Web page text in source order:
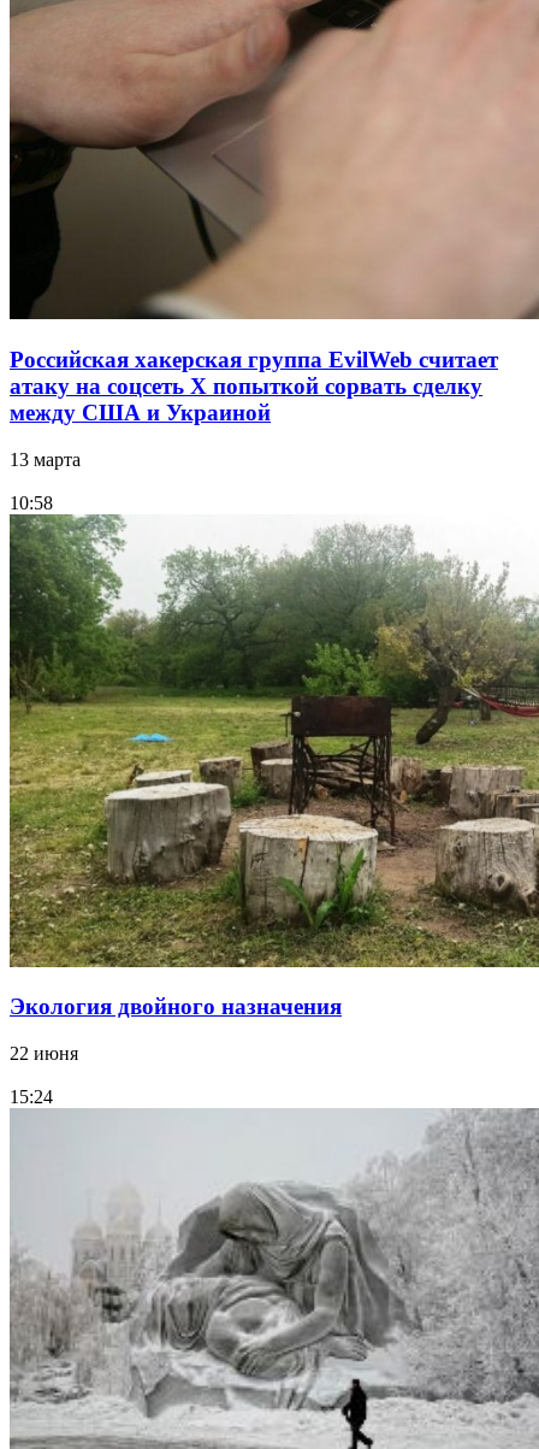
Российская хакерская группа EvilWeb считает
атаку на соцсеть Х попыткой сорвать сделку
между США и Украиной
13 марта
10:58
Экология двойного назначения
22 июня
15:24